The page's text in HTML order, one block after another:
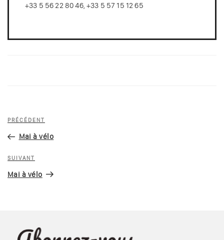
+33 5 56 22 80 46, +33 5 57 15 12 65
Navigation
l’article
Article
précédent
PRÉCÉDENT
Mai à vélo
Article
suivant
SUIVANT
Mai à vélo